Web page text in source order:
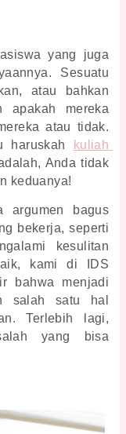
yang juga
Sesuatu
atau bahkan
apakah mereka
atau tidak.
haruskah
kuliah
Anda tidak
keduanya!
argumen bagus
bekerja, seperti
kesulitan
kami di IDS
bahwa menjadi
salah satu hal
Terlebih lagi,
yang bisa